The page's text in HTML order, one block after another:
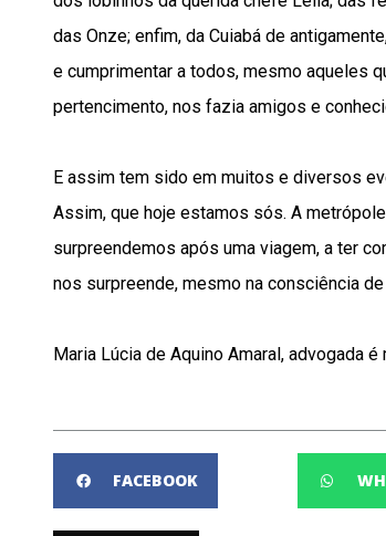
das Onze; enfim, da Cuiabá de
e cumprimentar a todos, mesmo aqueles
pertencimento, nos fazia amigos e
E assim tem sido em muitos e diversos
Assim, que hoje estamos sós. A
surpreendemos após uma viagem, a ter
nos surpreende, mesmo na consciência
Maria Lúcia de Aquino Amaral, advogada
FACEBOOK